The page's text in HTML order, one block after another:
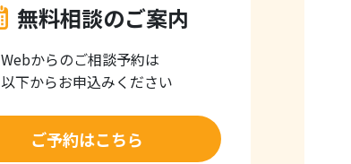
無料相談のご案内
Webからのご相談予約は
以下からお申込みください
ご予約はこちら